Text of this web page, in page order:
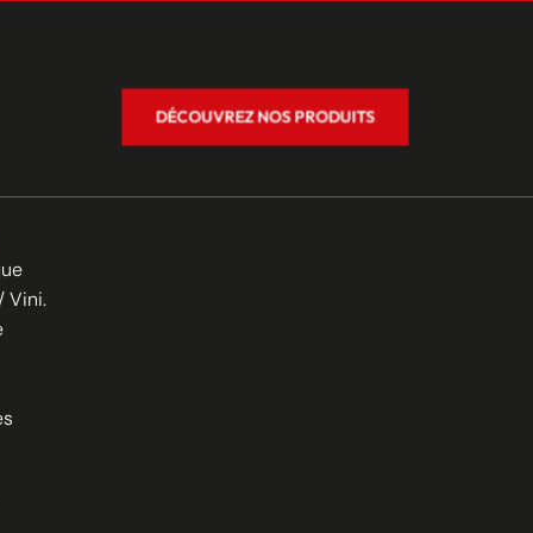
DÉCOUVREZ NOS PRODUITS
Vini.